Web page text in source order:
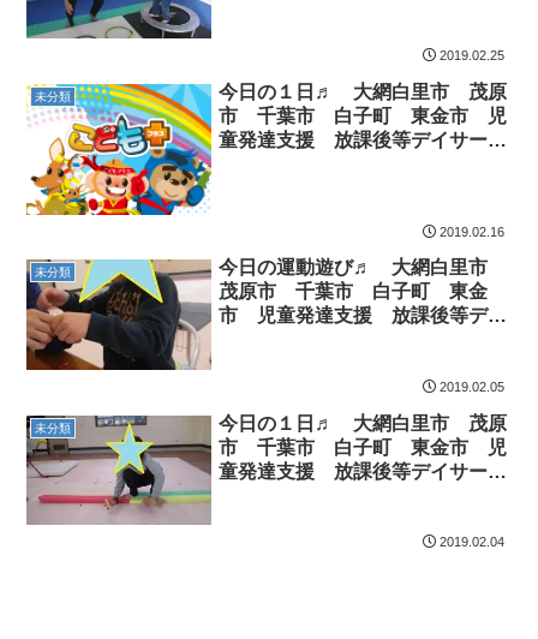
2019.02.25
未分類
今日の１日♬ 大網白里市 茂原
市 千葉市 白子町 東金市 児
童発達支援 放課後等デイサービ
2019.02.16
未分類
今日の運動遊び♬ 大網白里市
茂原市 千葉市 白子町 東金
市 児童発達支援 放課後等デイ
2019.02.05
未分類
今日の１日♬ 大網白里市 茂原
市 千葉市 白子町 東金市 児
童発達支援 放課後等デイサービ
2019.02.04